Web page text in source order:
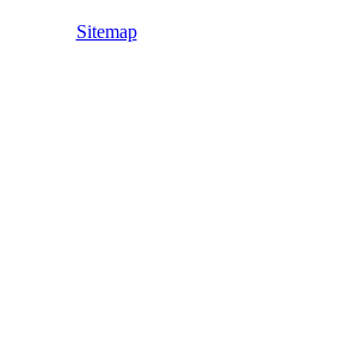
Sitemap